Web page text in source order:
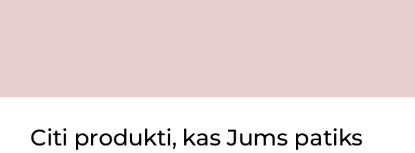
Citi produkti, kas Jums patiks